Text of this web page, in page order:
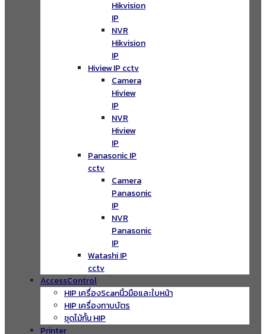
Hikvision
IP
NVR
Hikvision
IP
Hiview IP cctv
Camera
Hiview
IP
NVR
Hiview
IP
Panasonic IP
cctv
Camera
Panasonic
IP
NVR
Panasonic
IP
Watashi IP
cctv
AccessControl
HIP เครื่องScanนิ้วมือและใบหน้า
HIP เครื่องทาบบัตร
ชุดไม้กั้น HIP
Printer